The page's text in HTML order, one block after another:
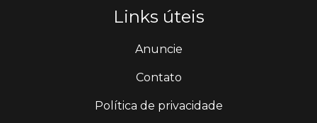
Links úteis
Anuncie
Contato
Política de privacidade